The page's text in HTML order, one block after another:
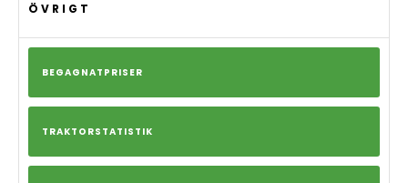
ÖVRIGT
BEGAGNATPRISER
TRAKTORSTATISTIK